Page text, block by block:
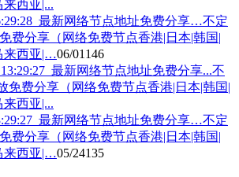
最新网络节点地址免费分享…不定
费分享（网络免费节点香港|日本|韩国|
来西亚|…06/01 146
最新网络节点地址免费分享…不定
费分享（网络免费节点香港|日本|韩国|
来西亚|…05/24135